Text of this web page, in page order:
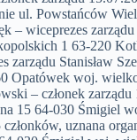
ul. Powstańców
– wiceprezes
1 63-220
Stanisław
woj.
– członek
15 64-030 Śmigiel
uznana